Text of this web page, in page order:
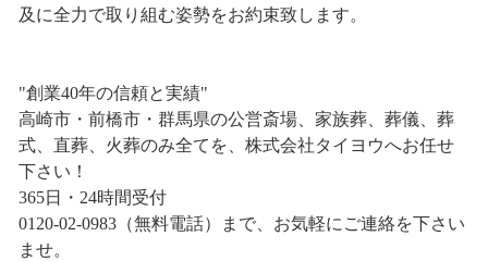
及に全力で取り組む姿勢をお約束致します。
"創業40年の信頼と実績"
高崎市・前橋市・群馬県の公営斎場、家族葬、葬儀、葬
式、直葬、火葬のみ全てを、株式会社タイヨウへお任せ
下さい！
365日・24時間受付
0120-02-0983（無料電話）まで、お気軽にご連絡を下さい
ませ。